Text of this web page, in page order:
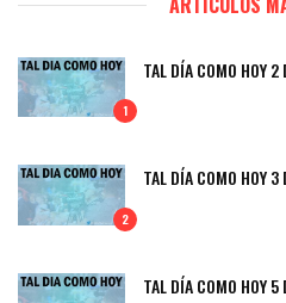
1
TAL DÍA COMO HOY
2
TAL DÍA COMO HOY
TAL DÍA COMO HOY